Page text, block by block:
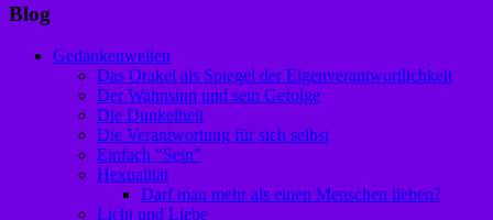
Blog
Gedankenwelten
Das Orakel als Spiegel der Eigenverantwortlichkeit
Der Wahnsinn und sein Gefolge
Die Dunkelheit
Die Verantwortung für sich selbst
Einfach “Sein”
Hexualität
Darf man mehr als einen Menschen lieben?
Licht und Liebe